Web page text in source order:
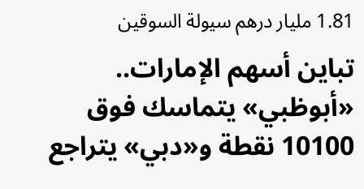
1.81 مليار درهم سيولة السوقين
تباين أسهم الإمارات..
«أبوظبي» يتماسك فوق
10100 نقطة و«دبي» يتراجع